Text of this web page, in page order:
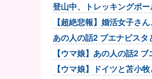
登山中、トレッキングポ
【超絶悲報】婚活女子さ
あの人の話2 ブエナビスタ
【ウマ娘】あの人の話2
【ウマ娘】ドイツと苫小